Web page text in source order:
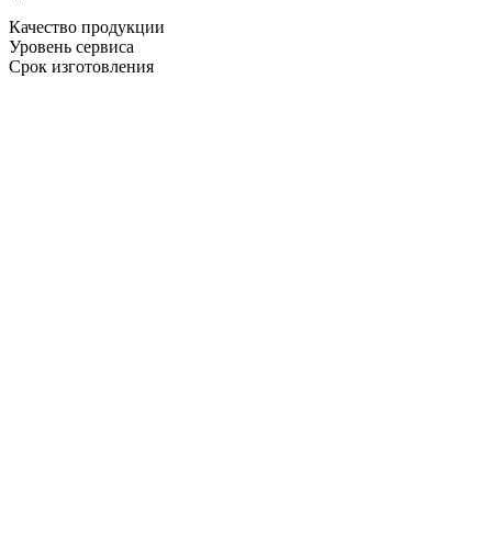
Качество продукции
Уровень сервиса
Срок изготовления